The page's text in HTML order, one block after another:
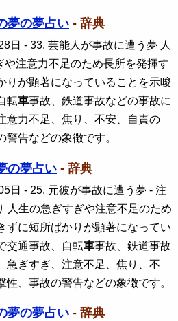
夢の夢占い - 辞典
日 - 33. 芸能人が事故に遭う夢 人
や注意力不足のため長所を発揮す
りが顕著になっていることを示唆
転車事故、鉄道事故などの事故に
意力不足、焦り、不安、自責の
告などの象徴です。
の夢占い - 辞典
日 - 25. 元彼が事故に遭う夢 - 注
人生の急ぎすぎや注意不足のため
ずに短所ばかりが顕著になってい
交通事故、自転車事故、鉄道事故
急ぎすぎ、注意不足、焦り、不
、事故の警告などの象徴です。
夢の夢占い - 辞典